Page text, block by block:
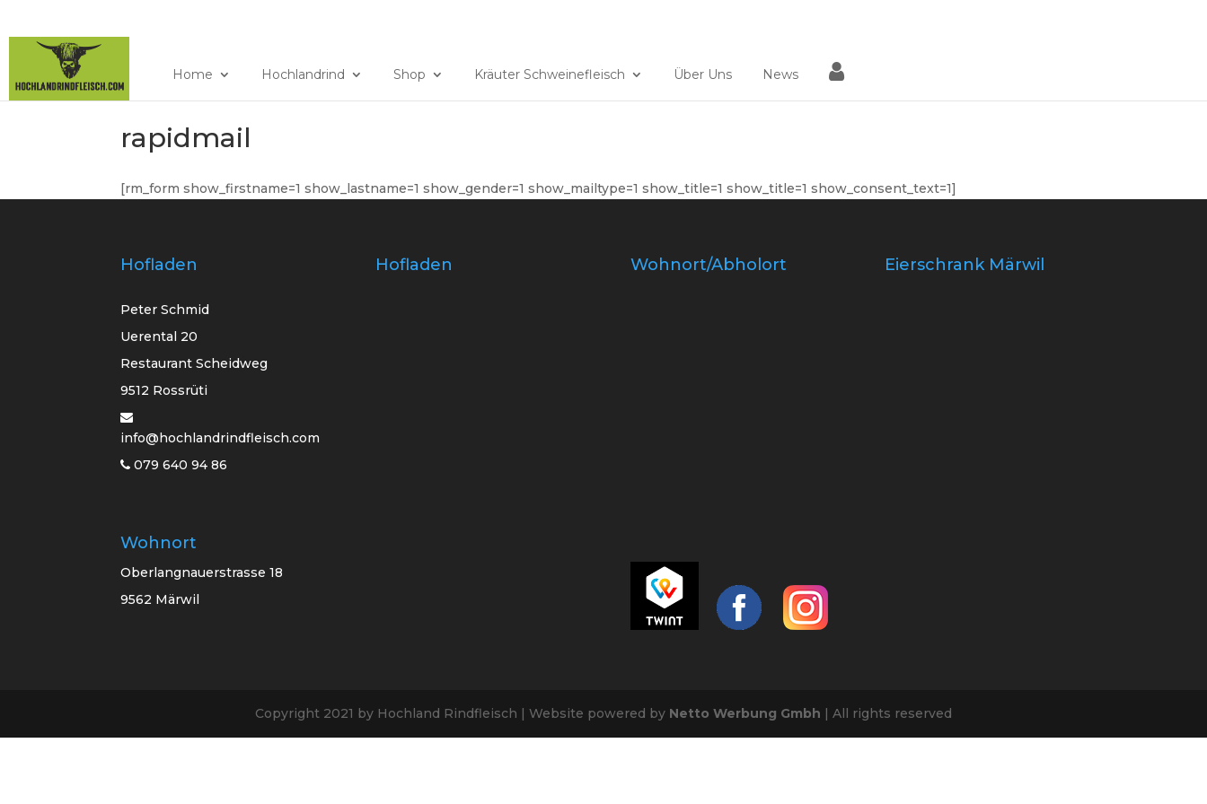
Home Hochlandrind Shop Kräuter Schweinefleisch Über Uns News
rapidmail
[rm_form show_firstname=1 show_lastname=1 show_gender=1 show_mailtype=1 show_title=1 show_title=1 show_consent_text=1]
Hofladen
Peter Schmid
Uerental 20
Restaurant Scheidweg
9512 Rossrüti
info@hochlandrindfleisch.com
079 640 94 86
Wohnort
Oberlangnauerstrasse 18
9562 Märwil
Hofladen Wohnort/Abholort Eierschrank Märwil
Copyright 2021 by Hochland Rindfleisch | Website powered by Netto Werbung Gmbh | All rights reserved